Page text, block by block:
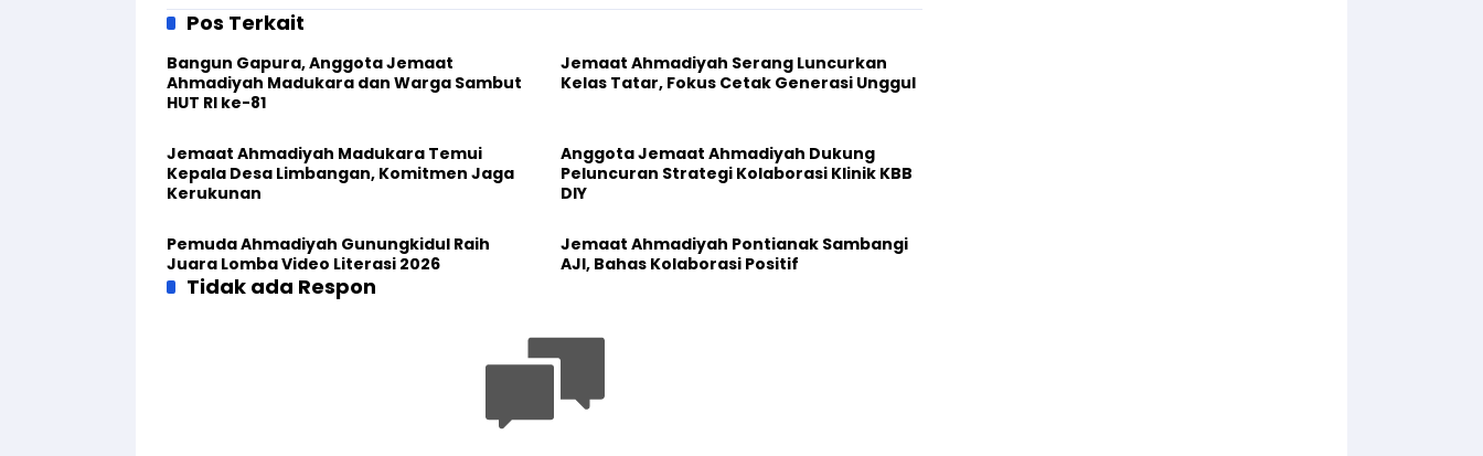
Pos Terkait
Bangun Gapura, Anggota Jemaat
Ahmadiyah Madukara dan Warga Sambut
HUT RI ke-81
Jemaat Ahmadiyah Serang Luncurkan
Kelas Tatar, Fokus Cetak Generasi Unggul
Jemaat Ahmadiyah Madukara Temui
Kepala Desa Limbangan, Komitmen Jaga
Kerukunan
Anggota Jemaat Ahmadiyah Dukung
Peluncuran Strategi Kolaborasi Klinik KBB
DIY
Pemuda Ahmadiyah Gunungkidul Raih
Juara Lomba Video Literasi 2026
Jemaat Ahmadiyah Pontianak Sambangi
AJI, Bahas Kolaborasi Positif
Tidak ada Respon